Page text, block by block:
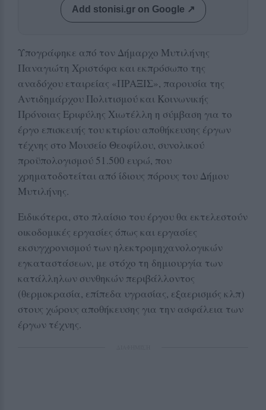
Add stonisi.gr on Google ↗
Υπογράφηκε από τον Δήμαρχο Μυτιλήνης
Παναγιώτη Χριστόφα και εκπρόσωπο της
αναδόχου εταιρείας «ΠΡΑΞΙΣ», παρουσία της
Αντιδημάρχου Πολιτισμού και Κοινωνικής
Πρόνοιας Εριφύλης Χιωτέλλη η σύμβαση για το
έργο επισκευής του κτιρίου αποθήκευσης έργων
τέχνης στο Μουσείο Θεοφίλου, συνολικού
προϋπολογισμού 51.500 ευρώ, που
χρηματοδοτείται από ίδιους πόρους του Δήμου
Μυτιλήνης.
Ειδικότερα, στο πλαίσιο του έργου θα εκτελεστούν
οικοδομικές εργασίες όπως και εργασίες
εκσυγχρονισμού των ηλεκτρομηχανολογικών
εγκαταστάσεων, με στόχο τη δημιουργία των
κατάλληλων συνθηκών περιβάλλοντος
(θερμοκρασία, επίπεδα υγρασίας, εξαερισμός κλπ)
στους χώρους αποθήκευσης για την ασφάλεια των
έργων τέχνης.